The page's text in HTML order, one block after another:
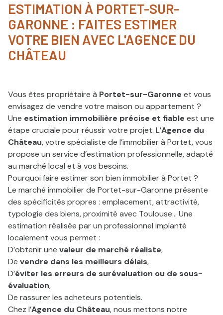
ESTIMATION À PORTET-SUR-
GARONNE : FAITES ESTIMER
VOTRE BIEN AVEC L'AGENCE DU
CHÂTEAU
Vous êtes propriétaire à Portet-sur-Garonne et vous
envisagez de vendre votre maison ou appartement ?
Une estimation immobilière précise et fiable est une
étape cruciale pour réussir votre projet. L’Agence du
Château, votre spécialiste de l’immobilier à Portet, vous
propose un service d’estimation professionnelle, adapté
au marché local et à vos besoins.
Pourquoi faire estimer son bien immobilier à Portet ?
Le marché immobilier de Portet-sur-Garonne présente
des spécificités propres : emplacement, attractivité,
typologie des biens, proximité avec Toulouse... Une
estimation réalisée par un professionnel implanté
localement vous permet :
D’obtenir une valeur de marché réaliste,
De vendre dans les meilleurs délais,
D’éviter les erreurs de surévaluation ou de sous-
évaluation,
De rassurer les acheteurs potentiels.
Chez l’Agence du Château, nous mettons notre